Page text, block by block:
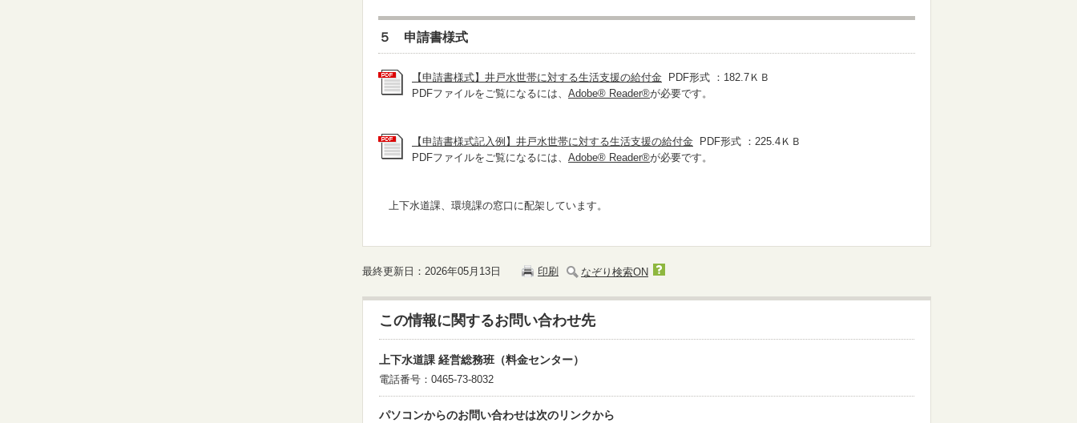
５ 申請書様式
【申請書様式】井戸水世帯に対する生活支援の給付金 PDF形式 ：182.7ＫＢ
PDFファイルをご覧になるには、 Adobe® Reader®が必要です。
【申請書様式記入例】井戸水世帯に対する生活支援の給付金 PDF形式 ：225.4ＫＢ
PDFファイルをご覧になるには、 Adobe® Reader®が必要です。
上下水道課、環境課の窓口に配架しています。
最終更新日：2026年05月13日 印刷 なぞり検索ON
この情報に関するお問い合わせ先
上下水道課 経営総務班（料金センター）
電話番号：0465-73-8032
パソコンからのお問い合わせは次のリンクから